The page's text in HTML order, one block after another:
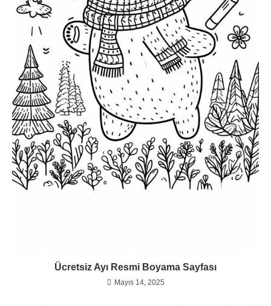
Ücretsiz Ayı Resmi Boyama Sayfası
Mayıs 14, 2025